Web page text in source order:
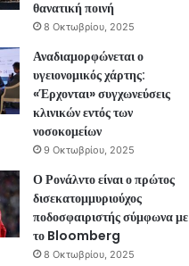
θανατική ποινή
8 Οκτωβρίου, 2025
Αναδιαμορφώνεται ο
υγειονομικός χάρτης:
«Έρχονται» συγχωνεύσεις
κλινικών εντός των
νοσοκομείων
9 Οκτωβρίου, 2025
Ο Ρονάλντο είναι ο πρώτος
δισεκατομμυριούχος
ποδοσφαιριστής σύμφωνα με
το Bloomberg
8 Οκτωβρίου, 2025